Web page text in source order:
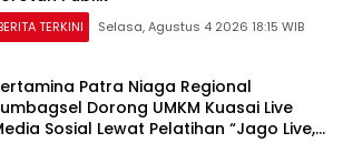
TERKINI Selasa, Agustus 4 2026 18:15 WIB
Patra Niaga Regional
Dorong UMKM Kuasai Live
Sosial Lewat Pelatihan “Jago Live,